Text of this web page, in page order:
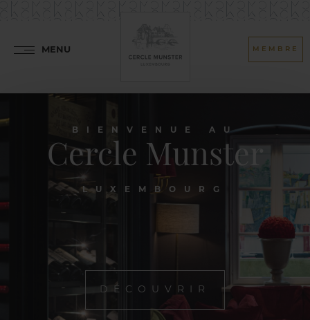
MENU MEMBRE
BIENVENUE AU
Cercle Munster
LUXEMBOURG
DÉCOUVRIR